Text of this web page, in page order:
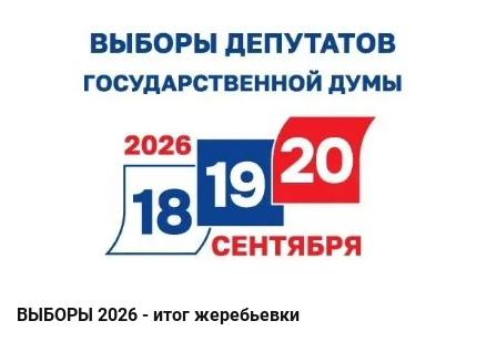
ВЫБОРЫ 2026 - итог жеребьевки